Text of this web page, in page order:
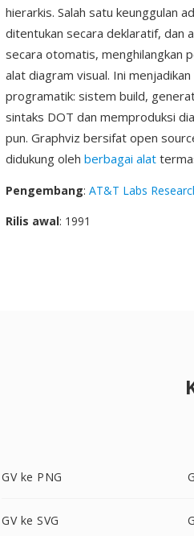
hierarkis. Salah satu keunggulan
ditentukan secara deklaratif, dan
secara otomatis, menghilangkan
alat diagram visual. Ini
programatik: sistem build,
sintaks DOT dan memproduksi
pun. Graphviz bersifat open
didukung oleh berbagai alat
Pengembang: AT&T Labs
Rilis awal: 1991
GV ke PNG
GV ke SVG